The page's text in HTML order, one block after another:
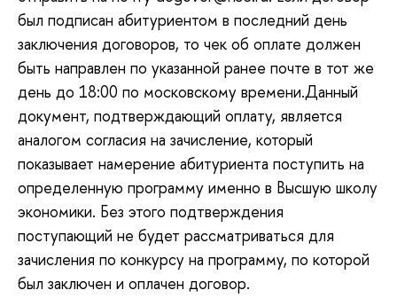
был подписан абитуриентом в последний день
заключения договоров, то чек об оплате должен
быть направлен по указанной ранее почте в тот же
день до 18:00 по московскому времени.Данный
документ, подтверждающий оплату, является
аналогом согласия на зачисление, который
показывает намерение абитуриента поступить на
определенную программу именно в Высшую школу
экономики. Без этого подтверждения
поступающий не будет рассматриваться для
зачисления по конкурсу на программу, по которой
был заключен и оплачен договор.